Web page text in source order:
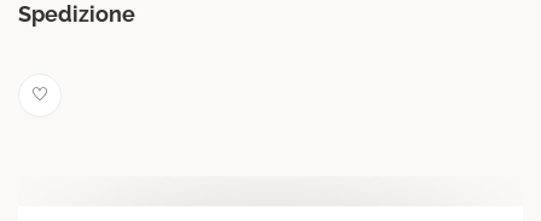
Spedizione